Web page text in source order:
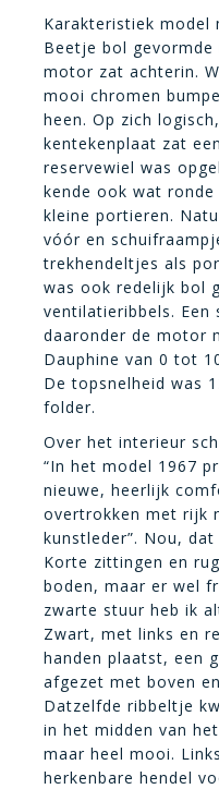
Karakteristiek model
Beetje bol gevormde
motor zat achterin.
mooi chromen
heen. Op zich
kentekenplaat zat
reservewiel was
kende ook wat
kleine portieren.
vóór en
trekhendeltjes als
was ook redelijk bol
ventilatieribbels.
daaronder de motor
Dauphine van 0 tot
De topsnelheid was
folder.
Over het interieur
“In het model 1967
nieuwe, heerlijk
overtrokken met rijk
kunstleder”. Nou,
Korte zittingen en
boden, maar er wel
zwarte stuur heb ik
Zwart, met links en
handen plaatst, een
afgezet met boven
Datzelfde ribbeltje
in het midden van
maar heel mooi.
herkenbare hendel